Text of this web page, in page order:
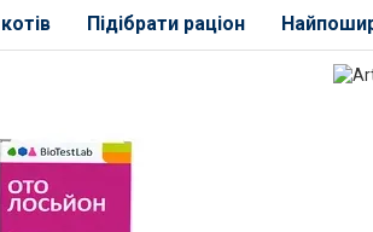
Підібрати раціон